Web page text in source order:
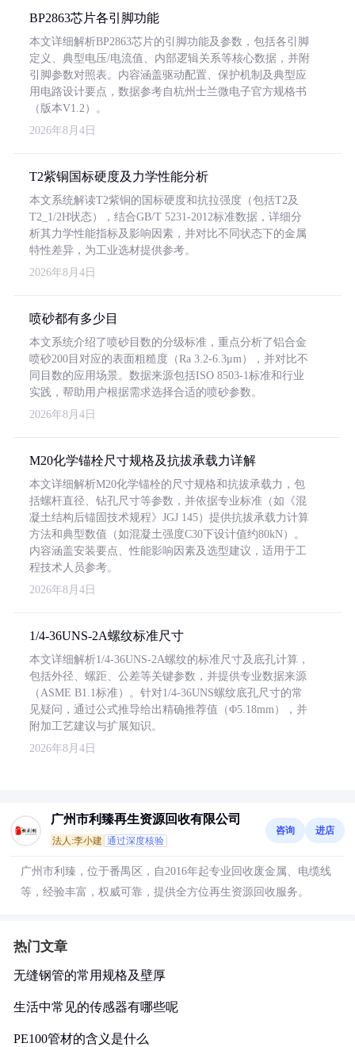
BP2863芯片各引脚功能
本文详细解析BP2863芯片的引脚功能及参数，包括各引脚
定义、典型电压/电流值、内部逻辑关系等核心数据，并附
引脚参数对照表。内容涵盖驱动配置、保护机制及典型应
用电路设计要点，数据参考自杭州士兰微电子官方规格书
（版本V1.2）。
2026年8月4日
T2紫铜国标硬度及力学性能分析
本文系统解读T2紫铜的国标硬度和抗拉强度（包括T2及
T2_1/2H状态），结合GB/T 5231-2012标准数据，详细分
析其力学性能指标及影响因素，并对比不同状态下的金属
特性差异，为工业选材提供参考。
2026年8月4日
喷砂都有多少目
本文系统介绍了喷砂目数的分级标准，重点分析了铝合金
喷砂200目对应的表面粗糙度（Ra 3.2-6.3μm），并对比不
同目数的应用场景。数据来源包括ISO 8503-1标准和行业
实践，帮助用户根据需求选择合适的喷砂参数。
2026年8月4日
M20化学锚栓尺寸规格及抗拔承载力详解
本文详细解析M20化学锚栓的尺寸规格和抗拔承载力，包
括螺杆直径、钻孔尺寸等参数，并依据专业标准（如《混
凝土结构后锚固技术规程》JGJ 145）提供抗拔承载力计算
方法和典型数值（如混凝土强度C30下设计值约80kN）。
内容涵盖安装要点、性能影响因素及选型建议，适用于工
程技术人员参考。
2026年8月4日
1/4-36UNS-2A螺纹标准尺寸
本文详细解析1/4-36UNS-2A螺纹的标准尺寸及底孔计算，
包括外径、螺距、公差等关键参数，并提供专业数据来源
（ASME B1.1标准）。针对1/4-36UNS螺纹底孔尺寸的常
见疑问，通过公式推导给出精确推荐值（Φ5.18mm），并
附加工艺建议与扩展知识。
2026年8月4日
广州市利臻再生资源回收有限公司
法人:李小建 通过深度核验
咨询 进店
广州市利臻，位于番禺区，自2016年起专业回收废金属、电缆线
等，经验丰富，权威可靠，提供全方位再生资源回收服务。
热门文章
无缝钢管的常用规格及壁厚
生活中常见的传感器有哪些呢
PE100管材的含义是什么